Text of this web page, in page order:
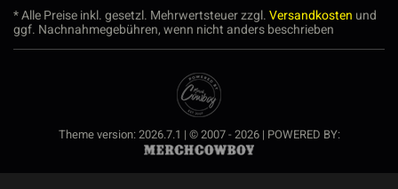
* Alle Preise inkl. gesetzl. Mehrwertsteuer zzgl.Versandkosten und
ggf. Nachnahmegebühren, wenn nicht anders beschrieben
Theme version: 2026.7.1 | © 2007 - 2026 | POWERED BY: